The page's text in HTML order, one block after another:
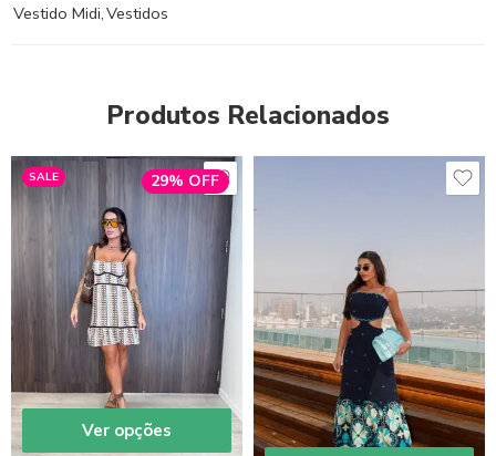
Vestido Midi,Vestidos
Produtos Relacionados
SALE 29% OFF
Ver opções